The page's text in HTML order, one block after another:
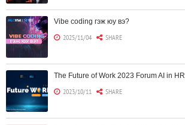
Vibe coding гэж юу вэ?
2025/11/04 SHARE
The Future of Work 2023 Forum AI in HR
2023/10/11 SHARE